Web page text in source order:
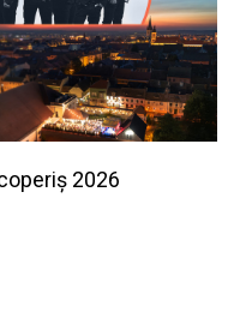
2026